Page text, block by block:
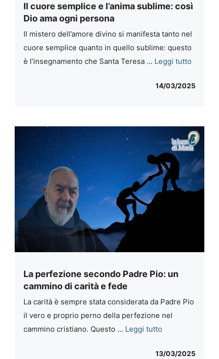
Il cuore semplice e l’anima sublime: così
Dio ama ogni persona
Il mistero dell’amore divino si manifesta tanto nel
cuore semplice quanto in quello sublime: questo
è l’insegnamento che Santa Teresa ... Leggi tutto
14/03/2025
La perfezione secondo Padre Pio: un
cammino di carità e fede
La carità è sempre stata considerata da Padre Pio
il vero e proprio perno della perfezione nel
cammino cristiano. Questo ... Leggi tutto
13/03/2025